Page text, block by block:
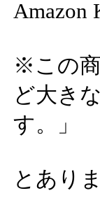
Amazon
※この
ど大き
す。」
とあり